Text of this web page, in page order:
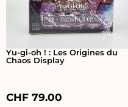
Yu-gi-oh ! : Les Origines du
Chaos Display
CHF 79.00